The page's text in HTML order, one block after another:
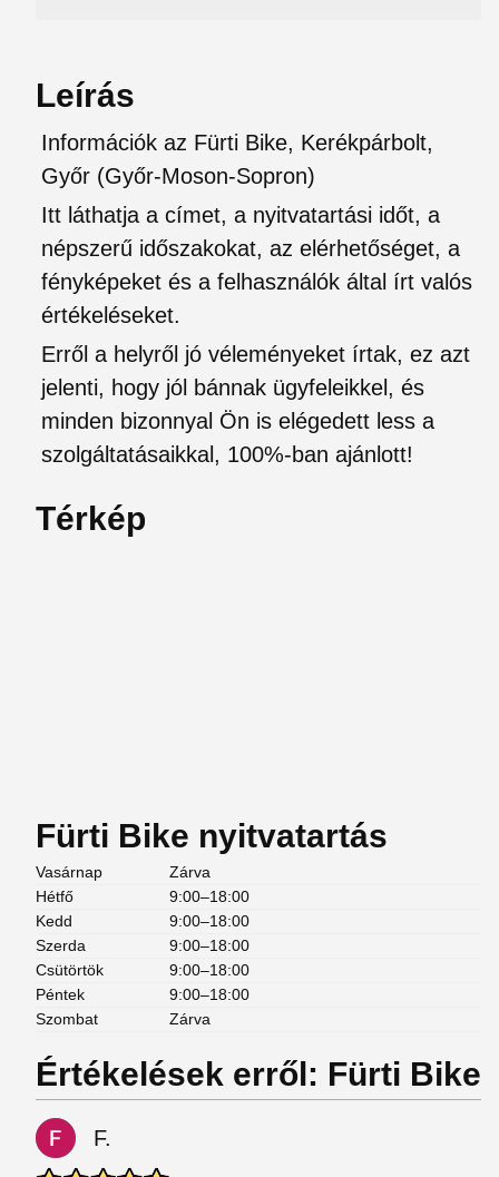
Leírás
Információk az Fürti Bike, Kerékpárbolt,
Győr (Győr-Moson-Sopron)
Itt láthatja a címet, a nyitvatartási időt, a
népszerű időszakokat, az elérhetőséget, a
fényképeket és a felhasználók által írt valós
értékeléseket.
Erről a helyről jó véleményeket írtak, ez azt
jelenti, hogy jól bánnak ügyfeleikkel, és
minden bizonnyal Ön is elégedett less a
szolgáltatásaikkal, 100%-ban ajánlott!
Térkép
Fürti Bike nyitvatartás
Vasárnap
Zárva
Hétfő
9:00–18:00
Kedd
9:00–18:00
Szerda
9:00–18:00
Csütörtök
9:00–18:00
Péntek
9:00–18:00
Szombat
Zárva
Értékelések erről: Fürti Bike
F.